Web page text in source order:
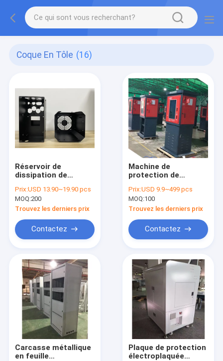
Coque En Tôle (16)
Réservoir de
dissipation de
de conversion de
fréquence
Prix:USD 13.90~19.90 pcs
MOQ:200
Trouvez les derniers prix
Contactez
Machine de
protection de
soudage à coque
métallique lourde
personnalisable
Prix:USD 9.9~499 pcs
MOQ:100
Trouvez les derniers prix
Contactez
Carcasse métallique
en feuille
Plaque de protection
électroplaquée